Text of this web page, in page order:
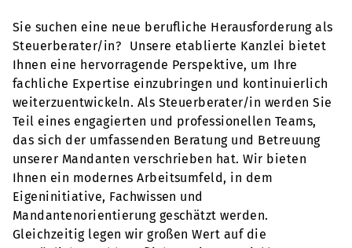
Sie suchen eine neue berufliche Herausforderung als
Steuerberater/in? Unsere etablierte Kanzlei bietet
Ihnen eine hervorragende Perspektive, um Ihre
fachliche Expertise einzubringen und kontinuierlich
weiterzuentwickeln. Als Steuerberater/in werden Sie
Teil eines engagierten und professionellen Teams,
das sich der umfassenden Beratung und Betreuung
unserer Mandanten verschrieben hat. Wir bieten
Ihnen ein modernes Arbeitsumfeld, in dem
Eigeninitiative, Fachwissen und
Mandantenorientierung geschätzt werden.
Gleichzeitig legen wir großen Wert auf die